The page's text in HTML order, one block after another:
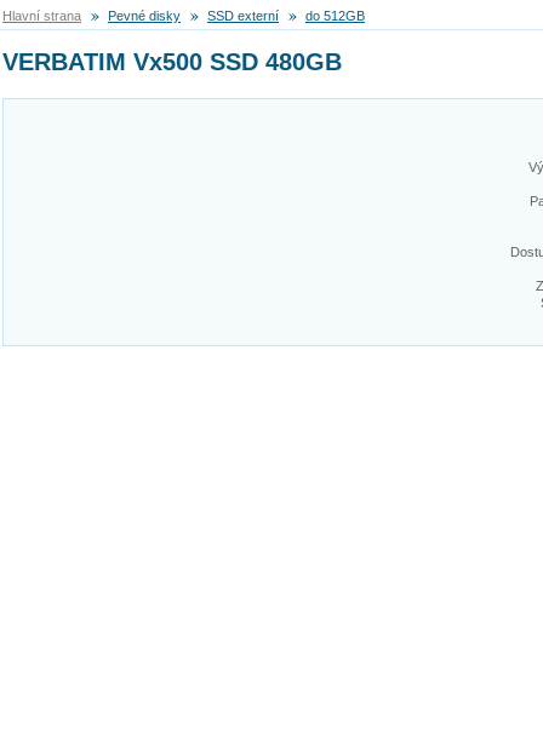
Hlavní strana Pevné disky SSD externí do 512GB
VERBATIM Vx500 SSD 480GB